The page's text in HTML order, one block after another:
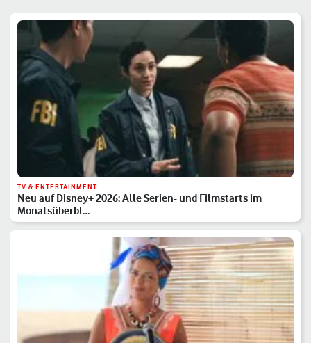
TV & ENTERTAINMENT
Neu auf Disney+ 2026: Alle Serien- und Filmstarts im
Monatsüberbl…